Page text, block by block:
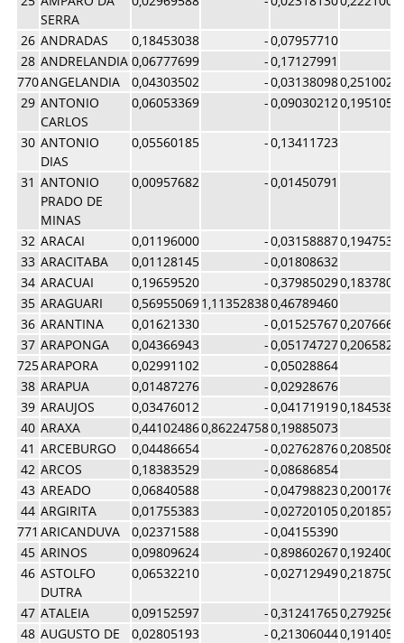
SERRA
26 ANDRADAS 0,18453038 -0,07957710
28 ANDRELANDIA 0,06777699 -0,17127991
770ANGELANDIA 0,04303502 -0,03138098
29 ANTONIO
CARLOS
0,06053369 -0,09030212
30 ANTONIO
DIAS
0,05560185 -0,13411723
31 ANTONIO
PRADO DE
MINAS
0,00957682 -0,01450791
32 ARACAI 0,01196000 -0,03158887
33 ARACITABA 0,01128145 -0,01808632
34 ARACUAI 0,19659520 -0,37985029
35 ARAGUARI 0,569550691,113528380,46789460
36 ARANTINA 0,01621330 -0,01525767
37 ARAPONGA 0,04366943 -0,05174727
725ARAPORA 0,02991102 -0,05028864
38 ARAPUA 0,01487276 -0,02928676
39 ARAUJOS 0,03476012 -0,04171919
40 ARAXA 0,441024860,862247580,19885073
41 ARCEBURGO 0,04486654 -0,02762876
42 ARCOS 0,18383529 -0,08686854
43 AREADO 0,06840588 -0,04798823
44 ARGIRITA 0,01755383 -0,02720105
771 ARICANDUVA 0,02371588 -0,04155390
45 ARINOS 0,09809624 -0,89860267
46 ASTOLFO
DUTRA
0,06532210 -0,02712949
47 ATALEIA 0,09152597 -0,31241765
48 AUGUSTO DE
0,02805193 -0,21306044